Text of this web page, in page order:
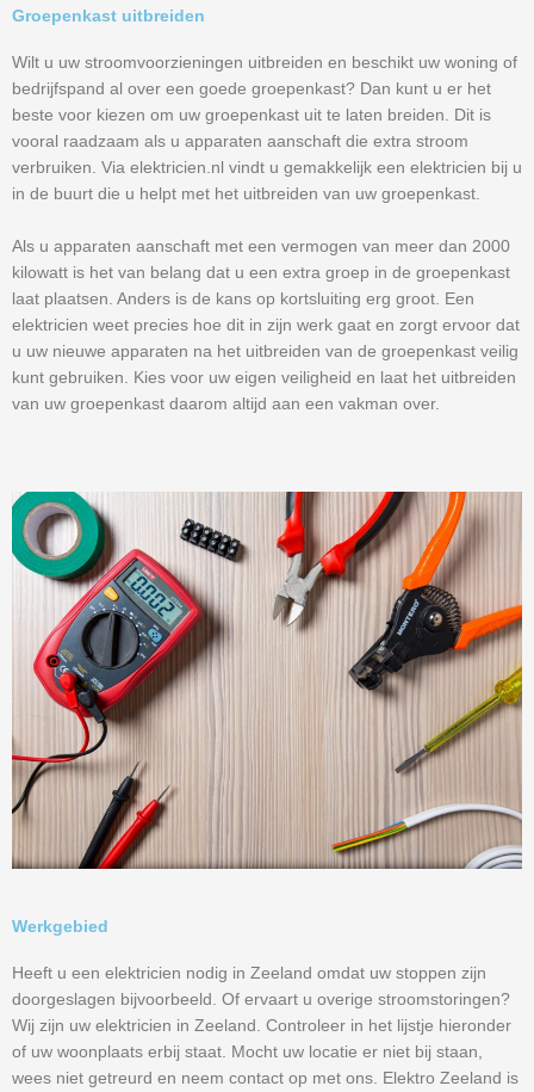
Groepenkast uitbreiden
Wilt u uw stroomvoorzieningen uitbreiden en beschikt uw woning of
bedrijfspand al over een goede groepenkast? Dan kunt u er het
beste voor kiezen om uw groepenkast uit te laten breiden. Dit is
vooral raadzaam als u apparaten aanschaft die extra stroom
verbruiken. Via elektricien.nl vindt u gemakkelijk een elektricien bij u
in de buurt die u helpt met het uitbreiden van uw groepenkast.
Als u apparaten aanschaft met een vermogen van meer dan 2000
kilowatt is het van belang dat u een extra groep in de groepenkast
laat plaatsen. Anders is de kans op kortsluiting erg groot. Een
elektricien weet precies hoe dit in zijn werk gaat en zorgt ervoor dat
u uw nieuwe apparaten na het uitbreiden van de groepenkast veilig
kunt gebruiken. Kies voor uw eigen veiligheid en laat het uitbreiden
van uw groepenkast daarom altijd aan een vakman over.
Werkgebied
Heeft u een elektricien nodig in Zeeland omdat uw stoppen zijn
doorgeslagen bijvoorbeeld. Of ervaart u overige stroomstoringen?
Wij zijn uw elektricien in Zeeland. Controleer in het lijstje hieronder
of uw woonplaats erbij staat. Mocht uw locatie er niet bij staan,
wees niet getreurd en neem contact op met ons. Elektro Zeeland is